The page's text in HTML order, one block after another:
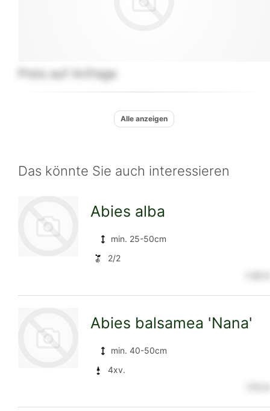
Preis auf Anfrage
Alle anzeigen
Das könnte Sie auch interessieren
Detailseite
Abies alba
min. 25-50cm
2/2
Abies balsamea 'Nana'
min. 40-50cm
4xv.